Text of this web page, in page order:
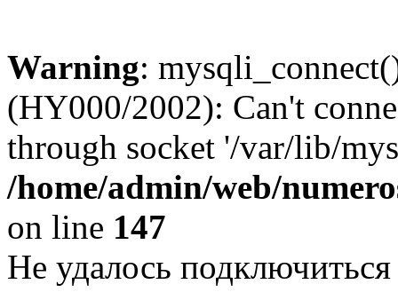
Warning:
(HY000/2002): Can't
through socket '/var/lib/
/home/admin/web/
on line 147
Не удалось